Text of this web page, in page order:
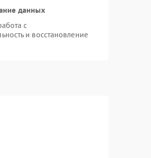
данных
с
и восстановление